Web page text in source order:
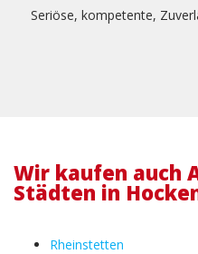
Seriöse, kompetente,
Wir kaufen auch
Städten in
Rheinstetten